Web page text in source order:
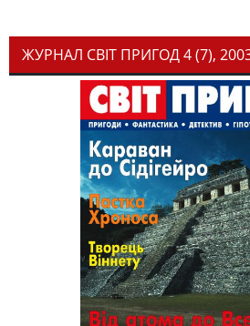
ЖУРНАЛ СВІТ ПРИГОД 4 (7),